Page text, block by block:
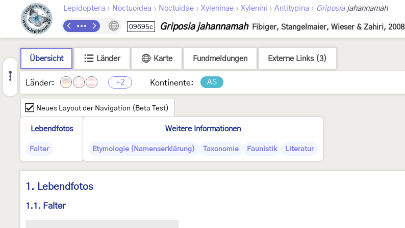
Lepidoptera › Noctuoidea › Noctuidae › Xyleninae › Xylenini › Antitypina › Griposiajahannamah
09695c Griposia jahannamah Fibiger, Stangelmaier, Wieser & Zahiri, 2008
Übersicht Länder Karte Fundmeldungen Externe Links (3)
Länder: +2 Kontinente: AS
Neues Layout der Navigation (Beta Test)
Lebendfotos
Falter
Weitere Informationen
Etymologie (Namenserklärung) Taxonomie Faunistik Literatur
1. Lebendfotos
1.1. Falter